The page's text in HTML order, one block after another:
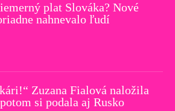
plat Slováka? Nové
nahnevalo ľudí
Zuzana Fialová naložila
si podala aj Rusko